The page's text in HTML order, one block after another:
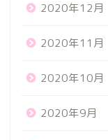
2020年12月
2020年11月
2020年10月
2020年9月